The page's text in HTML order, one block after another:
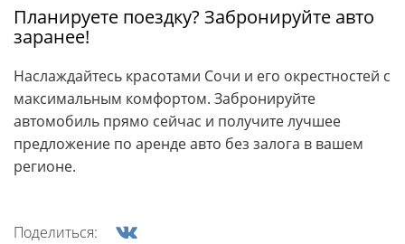
Планируете поездку? Забронируйте авто
заранее!
Наслаждайтесь красотами Сочи и его окрестностей с
максимальным комфортом. Забронируйте
автомобиль прямо сейчас и получите лучшее
предложение по аренде авто без залога в вашем
регионе.
Поделиться: